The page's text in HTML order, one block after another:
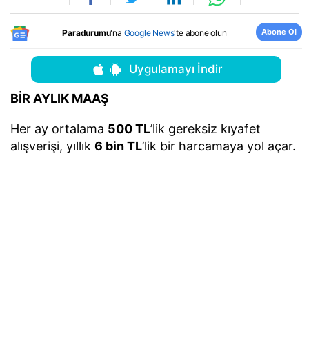
Paradurumu'na Google News'te abone olun Abone Ol
Uygulamayı İndir
BİR AYLIK MAAŞ
Her ay ortalama 500 TL’lik gereksiz kıyafet
alışverişi, yıllık 6 bin TL’lik bir harcamaya yol açar.